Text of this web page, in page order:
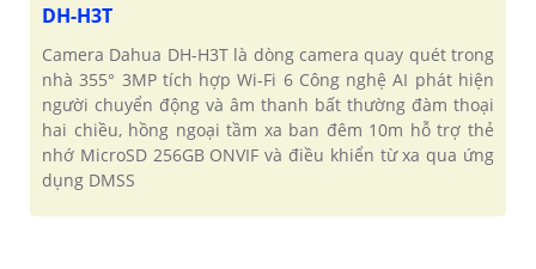
DH-H3T
Camera Dahua DH-H3T là dòng camera quay quét trong
nhà 355° 3MP tích hợp Wi-Fi 6 Công nghệ AI phát hiện
người chuyển động và âm thanh bất thường đàm thoại
hai chiều, hồng ngoại tầm xa ban đêm 10m hỗ trợ thẻ
nhớ MicroSD 256GB ONVIF và điều khiển từ xa qua ứng
dụng DMSS